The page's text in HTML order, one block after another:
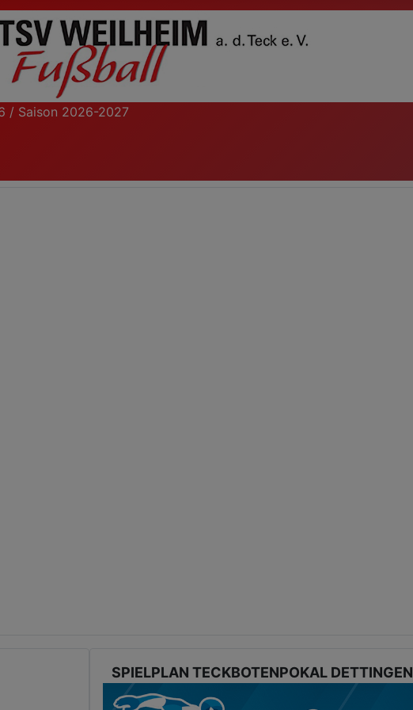
/ Saison 2026-2027
SPIELPLAN TECKBOTENPOKAL DETTINGEN